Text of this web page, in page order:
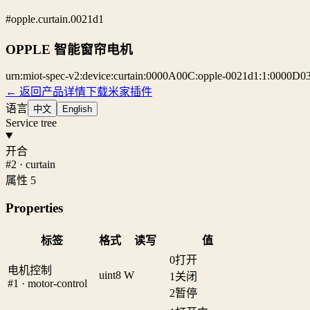
#opple.curtain.0021d1
OPPLE 智能窗帘电机
urn:miot-spec-v2:device:curtain:0000A00C:opple-
← 返回产品详情下载米家插件
语言 中文 English
Service tree
开合
#2 · curtain
属性 5
Properties
标签 格式 读写 值
电机控制
#1 · motor-control
uint8 W
0打开
1 关闭
2暂停